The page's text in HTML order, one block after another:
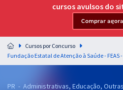
Residências Multiprofissionais
Preparação completa e intensiva para as
residências em saúde do Brasil
cursos avulsos do
Comprar agora
Cursos por Concurso
PR - Administrativas, Educação,